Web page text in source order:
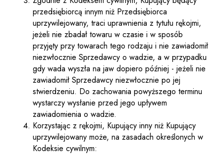
przedsiębiorcą innym niż Przedsiębiorca
uprzywilejowany, traci uprawnienia z tytułu rękojmi,
jeżeli nie zbadał towaru w czasie i w sposób
przyjęty przy towarach tego rodzaju i nie zawiadomił
niezwłocznie Sprzedawcy o wadzie, a w przypadku
gdy wada wyszła na jaw dopiero później - jeżeli nie
zawiadomił Sprzedawcy niezwłocznie po jej
stwierdzeniu. Do zachowania powyższego terminu
wystarczy wysłanie przed jego upływem
zawiadomienia o wadzie.
Korzystając z rękojmi, Kupujący inny niż Kupujący
uprzywilejowany może, na zasadach określonych w
Kodeksie cywilnym: